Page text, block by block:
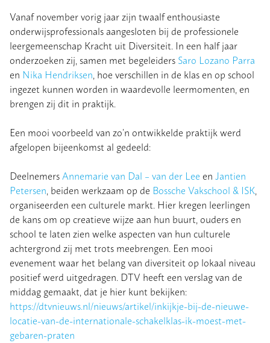
Vanaf november vorig jaar zijn twaalf enthousiaste
onderwijsprofessionals aangesloten bij de professionele
leergemeenschap Kracht uit Diversiteit. In een half jaar
onderzoeken zij, samen met begeleiders Saro Lozano Parra
en Nika Hendriksen, hoe verschillen in de klas en op school
ingezet kunnen worden in waardevolle leermomenten, en
brengen zij dit in praktijk.
Een mooi voorbeeld van zo’n ontwikkelde praktijk werd
afgelopen bijeenkomst al gedeeld:
DeelnemersAnnemarie van Dal – van der Lee en Jantien
Petersen, beiden werkzaam op de Bossche Vakschool & ISK,
organiseerden een culturele markt. Hier kregen leerlingen
de kans om op creatieve wijze aan hun buurt, ouders en
school te laten zien welke aspecten van hun culturele
achtergrond zij met trots meebrengen. Een mooi
evenement waar het belang van diversiteit op lokaal niveau
positief werd uitgedragen. DTV heeft een verslag van de
middag gemaakt, dat je hier kunt bekijken:
https://dtvnieuws.nl/nieuws/artikel/inkijkje-bij-de-nieuwe-
locatie-van-de-internationale-schakelklas-ik-moest-met-
gebaren-praten